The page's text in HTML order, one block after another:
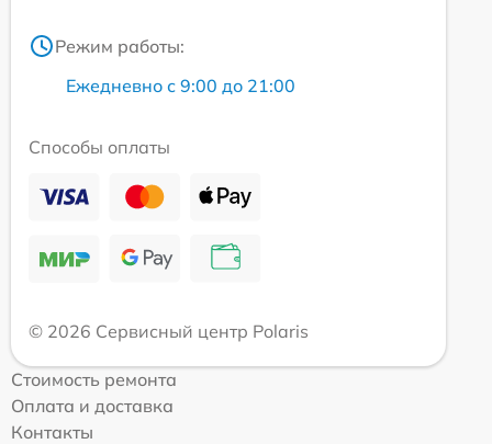
Режим работы:
Ежедневно с 9:00 до 21:00
Способы оплаты
© 2026 Сервисный центр Polaris
Стоимость ремонта
Оплата и доставка
Контакты